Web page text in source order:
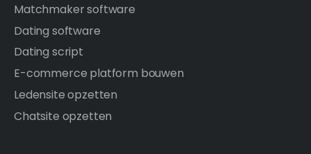
Matchmaker software
Dating software
Dating script
E-commerce platform bouwen
Ledensite opzetten
Chatsite opzetten